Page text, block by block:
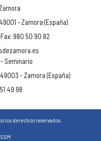
- Zamora (España)
980 50 90 82
Seminario
- Zamora (España)
49 98
los derechos reservados.